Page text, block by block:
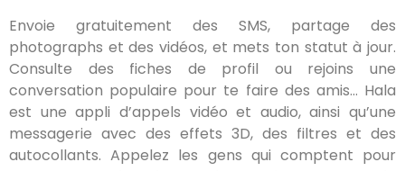
Envoie gratuitement des SMS, partage des
photographs et des vidéos, et mets ton statut à jour.
Consulte des fiches de profil ou rejoins une
conversation populaire pour te faire des amis… Hala
est une appli d’appels vidéo et audio, ainsi qu’une
messagerie avec des effets 3D, des filtres et des
autocollants. Appelez les gens qui comptent pour